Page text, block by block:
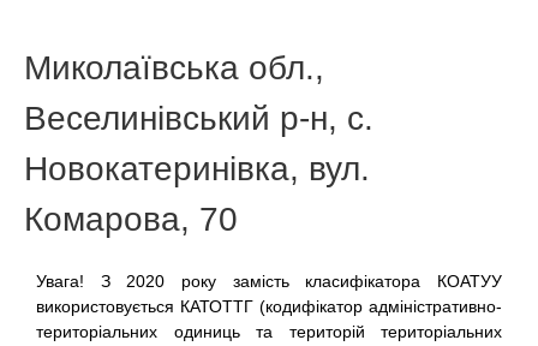
Миколаївська обл.,
Веселинівський р-н, с.
Новокатеринівка, вул.
Комарова, 70
Увага! З 2020 року замість класифікатора КОАТУУ
використовується КАТОТТГ (кодифікатор адміністративно-
територіальних одиниць та територій територіальних